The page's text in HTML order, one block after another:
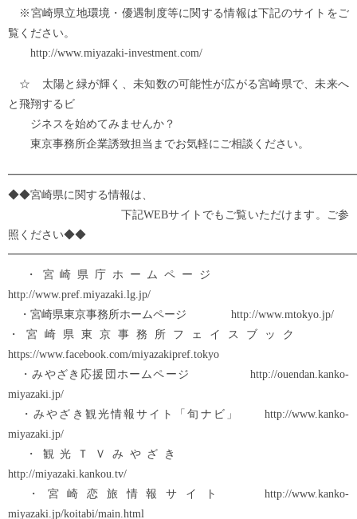
※宮崎県立地環境・優遇制度等に関する情報は下記のサイトをご
覧ください。
http://www.miyazaki-investment.com/
☆ 太陽と緑が輝く、未知数の可能性が広がる宮崎県で、未来へ
と飛翔するビ
ジネスを始めてみませんか？
東京事務所企業誘致担当までお気軽にご相談ください。
◆◆宮崎県に関する情報は、
下記WEBサイトでもご覧いただけます。ご参
照ください◆◆
・宮崎県庁ホームページ
http://www.pref.miyazaki.lg.jp/
・宮崎県東京事務所ホームページ http://www.mtokyo.jp/
・宮崎県東京事務所フェイスブック
https://www.facebook.com/miyazakipref.tokyo
・みやざき応援団ホームページ http://ouendan.kanko-
miyazaki.jp/
・みやざき観光情報サイト「旬ナビ」 http://www.kanko-
miyazaki.jp/
・観光ＴＶみやざき
http://miyazaki.kankou.tv/
・宮崎恋旅情報サイト http://www.kanko-
miyazaki.jp/koitabi/main.html